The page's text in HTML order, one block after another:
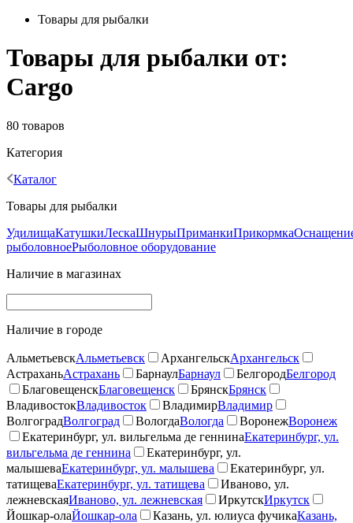
Товары для рыбалки
Товары для рыбалки от:
Cargo
80 товаров
Категория
Каталог
Товары для рыбалки
УдилищаКатушкиЛескаШнурыПриманкиПрикормка
рыболовноеРыболовное оборудование
Наличие в магазинах
Наличие в городе
АльметьевскАльметьевск АрхангельскАрхангельск
АстраханьАстрахань БарнаулБарнаул БелгородБелгород
БлаговещенскБлаговещенск БрянскБрянск
ВладивостокВладивосток ВладимирВладимир
ВолгоградВолгоград ВологдаВологда ВоронежВоронеж
Екатеринбург, ул. вильгельма де геннинаЕкатеринбург, ул.
вильгельма де геннина
Екатеринбург, ул.
малышеваЕкатеринбург, ул. малышева
Екатеринбург, ул.
татищеваЕкатеринбург, ул. татищева
Иваново, ул.
лежневскаяИваново, ул. лежневская ИркутскИркутск
Йошкар-олаЙошкар-ола Казань, ул. юлиуса фучикаКазань,